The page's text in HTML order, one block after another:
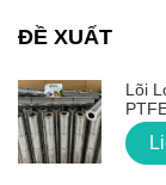
ĐỀ XUẤT
Lõi